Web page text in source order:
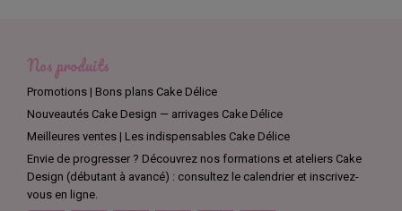
Nos produits
Promotions | Bons plans Cake Délice
Nouveautés Cake Design — arrivages Cake Délice
Meilleures ventes | Les indispensables Cake Délice
Envie de progresser ? Découvrez nos formations et ateliers Cake
Design (débutant à avancé) : consultez le calendrier et inscrivez-
vous en ligne.